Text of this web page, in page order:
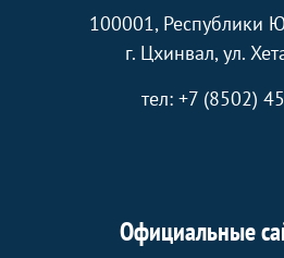
100001, Республики
г. Цхинвал, ул.
тел: +7 (8502)
Официальные